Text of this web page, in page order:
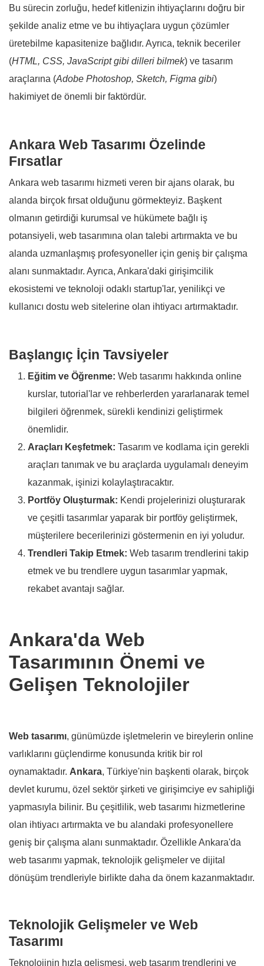
Bu sürecin zorluğu, hedef kitlenizin ihtiyaçlarını doğru bir
şekilde analiz etme ve bu ihtiyaçlara uygun çözümler
üretebilme kapasitenize bağlıdır. Ayrıca, teknik beceriler
(HTML, CSS, JavaScript gibi dilleri bilmek) ve tasarım
araçlarına (Adobe Photoshop, Sketch, Figma gibi)
hakimiyet de önemli bir faktördür.
Ankara Web Tasarımı Özelinde
Fırsatlar
Ankara web tasarımı hizmeti veren bir ajans olarak, bu
alanda birçok fırsat olduğunu görmekteyiz. Başkent
olmanın getirdiği kurumsal ve hükümete bağlı iş
potansiyeli, web tasarımına olan talebi artırmakta ve bu
alanda uzmanlaşmış profesyoneller için geniş bir çalışma
alanı sunmaktadır. Ayrıca, Ankara'daki girişimcilik
ekosistemi ve teknoloji odaklı startup'lar, yenilikçi ve
kullanıcı dostu web sitelerine olan ihtiyacı artırmaktadır.
Başlangıç İçin Tavsiyeler
Eğitim ve Öğrenme: Web tasarımı hakkında online
kurslar, tutorial'lar ve rehberlerden yararlanarak temel
bilgileri öğrenmek, sürekli kendinizi geliştirmek
önemlidir.
Araçları Keşfetmek: Tasarım ve kodlama için gerekli
araçları tanımak ve bu araçlarda uygulamalı deneyim
kazanmak, işinizi kolaylaştıracaktır.
Portföy Oluşturmak: Kendi projelerinizi oluşturarak
ve çeşitli tasarımlar yaparak bir portföy geliştirmek,
müşterilere becerilerinizi göstermenin en iyi yoludur.
Trendleri Takip Etmek: Web tasarım trendlerini takip
etmek ve bu trendlere uygun tasarımlar yapmak,
rekabet avantajı sağlar.
Ankara'da Web
Tasarımının Önemi ve
Gelişen Teknolojiler
Web tasarımı, günümüzde işletmelerin ve bireylerin online
varlıklarını güçlendirme konusunda kritik bir rol
oynamaktadır. Ankara, Türkiye'nin başkenti olarak, birçok
devlet kurumu, özel sektör şirketi ve girişimciye ev sahipliği
yapmasıyla bilinir. Bu çeşitlilik, web tasarımı hizmetlerine
olan ihtiyacı artırmakta ve bu alandaki profesyonellere
geniş bir çalışma alanı sunmaktadır. Özellikle Ankara'da
web tasarımı yapmak, teknolojik gelişmeler ve dijital
dönüşüm trendleriyle birlikte daha da önem kazanmaktadır.
Teknolojik Gelişmeler ve Web
Tasarımı
Teknolojinin hızla gelişmesi, web tasarım trendlerini ve